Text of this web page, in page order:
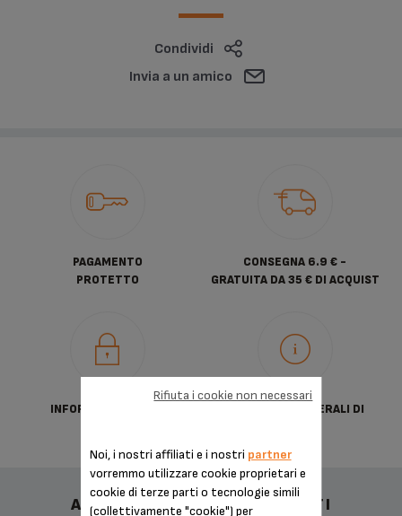
Condividi
Invia a un amico
PAGAMENTO
PROTETTO
CONSEGNA 6.9 € -
GRATUITA DA 35 € DI ACQUIST
INFORMATIVA SULLA
CONDIZIONI GENERALI DI
ALTRI ACCESSORI CONSIGLIATI
Noi, i nostri affiliati e i nostri partner
vorremmo utilizzare cookie proprietari e
cookie di terze parti o tecnologie simili
(collettivamente "cookie") per
Rifiuta i cookie non necessari